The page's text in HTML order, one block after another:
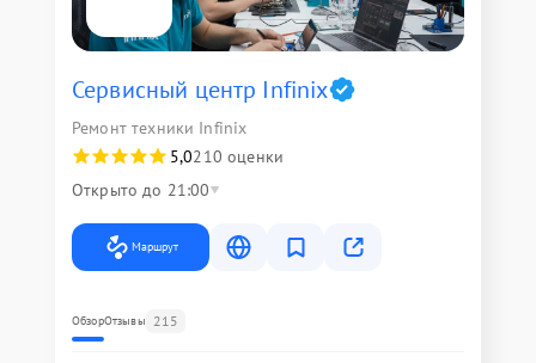
Сервисный центр Infinix
Ремонт техники Infinix
5,0210 оценки
Открыто до 21:00
Маршрут
ОбзорОтзывы 215